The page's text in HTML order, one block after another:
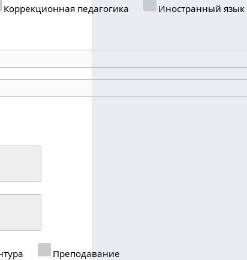
Коррекционная педагогика
Иностранный язык
Преподавание